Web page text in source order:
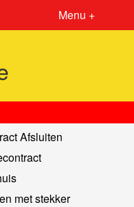
Menu +
Afsluiten
met stekker